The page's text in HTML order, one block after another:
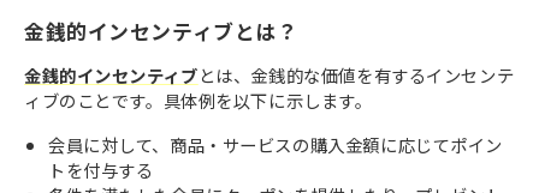
金銭的インセンティブとは？
金銭的インセンティブとは、金銭的な価値を有するインセンテ
ィブのことです。具体例を以下に示します。
会員に対して、商品・サービスの購入金額に応じてポイン
トを付与する